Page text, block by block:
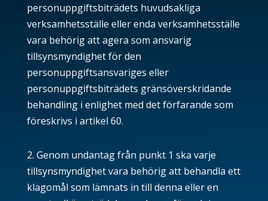
personuppgiftsbiträdets huvudsakliga
verksamhetsställe eller enda verksamhetsställe
vara behörig att agera som ansvarig
tillsynsmyndighet för den
personuppgiftsansvariges eller
personuppgiftsbiträdets gränsöverskridande
behandling i enlighet med det förfarande som
föreskrivs i artikel 60.
2. Genom undantag från punkt 1 ska varje
tillsynsmyndighet vara behörig att behandla ett
klagomål som lämnats in till denna eller en